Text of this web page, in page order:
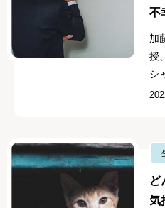
不
加
授
シ
ど
気